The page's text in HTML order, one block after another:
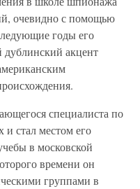
очевидно с помощью
годы его
дублинский акцент
специалиста по
стал местом его
в московской
времени он
группами в